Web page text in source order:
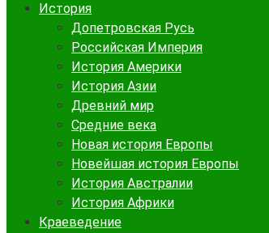
История
Допетровская Русь
Российская Империя
История Америки
История Азии
Древний мир
Средние века
Новая история Европы
Новейшая история Европы
История Австралии
История Африки
Краеведение